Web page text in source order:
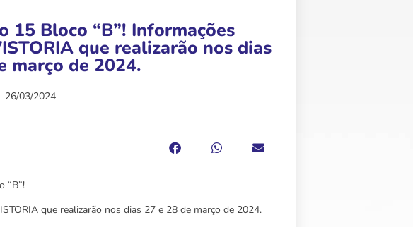
15 Bloco “B”! Informações
que realizarão nos dias
março de 2024.
26/03/2024
“B”!
que realizarão nos dias 27 e 28 de março de 2024.